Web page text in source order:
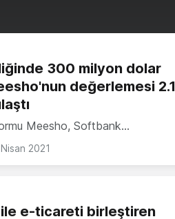
300 milyon dolar
değerlemesi 2.1
Meesho, Softbank…
2021
e-ticareti birleştiren